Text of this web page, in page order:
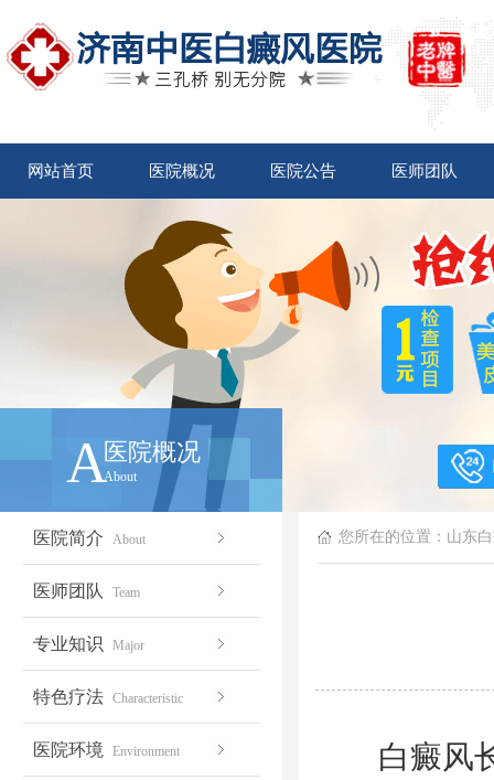
网站首页 医院概况 医院公告 医师团队
A医院概况
About
医院简介 About
医师团队 Team
专业知识 Major
特色疗法 Characteristic
医院环境 Environment
您所在的位置： 山东
白癜风长